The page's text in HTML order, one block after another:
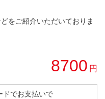
をご紹介いただいておりま
8700 円
ドでお支払いで